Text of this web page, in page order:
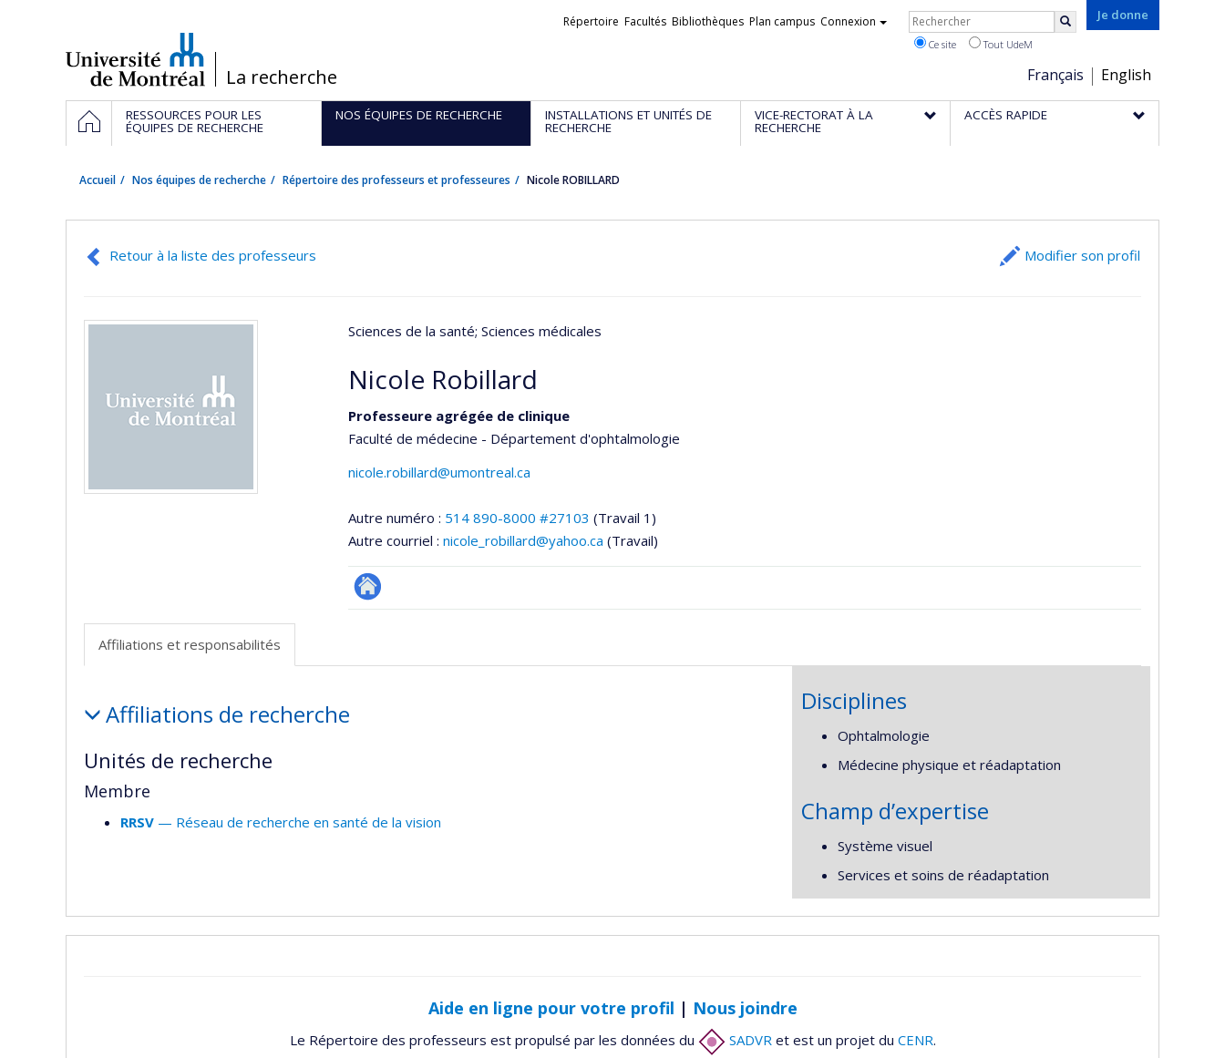
/La recherche
Je donne
Choix
de
la
Français English
Liens
Répertoire Facultés Bibliothèques Plan campus Connexion Rechercher
Ce site Tout UdeM
Navigation
principale
ACCUEILRESSOURCES POUR LES
ÉQUIPES DE RECHERCHE
NOS ÉQUIPES DE RECHERCHE INSTALLATIONS ET UNITÉS DE
RECHERCHE
VICE-RECTORAT À LA
RECHERCHE
ACCÈS RAPIDE
Accueil Nos équipes de recherche Répertoire des professeurs et professeures Nicole ROBILLARD
Retour à la liste des professeurs Modifier son profil
Sciences de la santé; Sciences médicales
Nicole Robillard
Professeure agrégée de clinique
Faculté de médecine - Département d'ophtalmologie
nicole.robillard@umontreal.ca
Autre numéro : 514 890-8000 #27103 (Travail 1)
Autre courriel : nicole_robillard@yahoo.ca (Travail)
ResearchGate
Affiliations et responsabilités
et
responsabilités
Affiliations de recherche
Unités de recherche
Membre
RRSV — Réseau de recherche en santé de la vision
Disciplines
Ophtalmologie
Médecine physique et réadaptation
Champ d’expertise
Système visuel
Services et soins de réadaptation
Aide en ligne pour votre profil | Nous joindre
Le Répertoire des professeurs est propulsé par les données du SADVRet est un projet du CENR.